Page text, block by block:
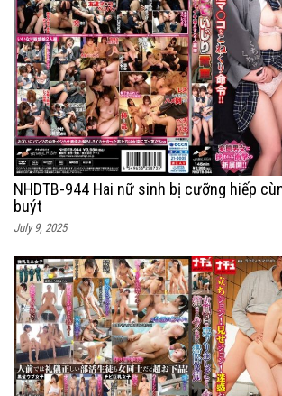
NHDTB-944 Hai nữ sinh bị cưỡng hiếp
buýt
July 9, 2025